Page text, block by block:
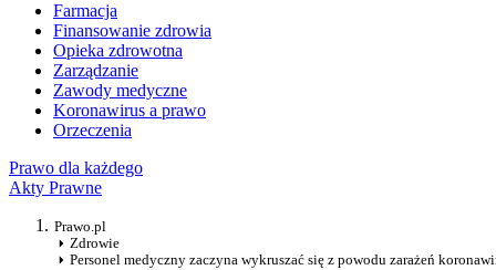
Farmacja
Finansowanie zdrowia
Opieka zdrowotna
Zarządzanie
Zawody medyczne
Koronawirus a prawo
Orzeczenia
Prawo dla każdego
Akty Prawne
Prawo.pl
Zdrowie
Personel medyczny zaczyna wykruszać się z powodu zarażeń